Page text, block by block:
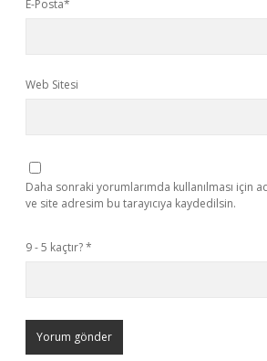
E-Posta*
Web Sitesi
Daha sonraki yorumlarımda kullanılması için
ve site adresim bu tarayıcıya kaydedilsin.
9 - 5 kaçtır?*